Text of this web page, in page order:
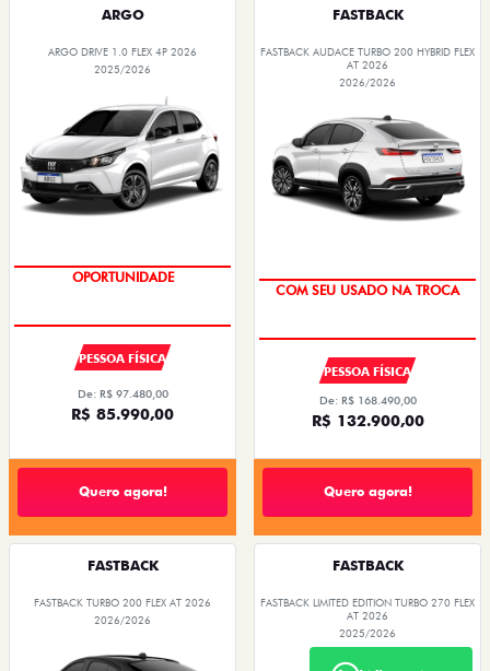
ARGO
ARGO DRIVE 1.0 FLEX 4P 2026
2025/2026
OPORTUNIDADE
PESSOA FÍSICA
De: R$ 97.480,00
R$ 85.990,00
Quero agora!
FASTBACK
FASTBACK AUDACE TURBO 200 HYBRID FLEX
AT 2026
2026/2026
COM SEU USADO NA TROCA
PESSOA FÍSICA
De: R$ 168.490,00
R$ 132.900,00
Quero agora!
FASTBACK
FASTBACK TURBO 200 FLEX AT 2026
2026/2026
FASTBACK
FASTBACK LIMITED EDITION TURBO 270 FLEX
AT 2026
2025/2026